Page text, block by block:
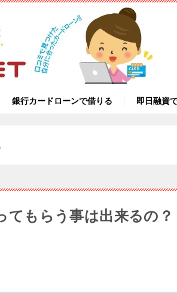
銀行カードローンで借りる 即日融資
てもらう事は出来るの？